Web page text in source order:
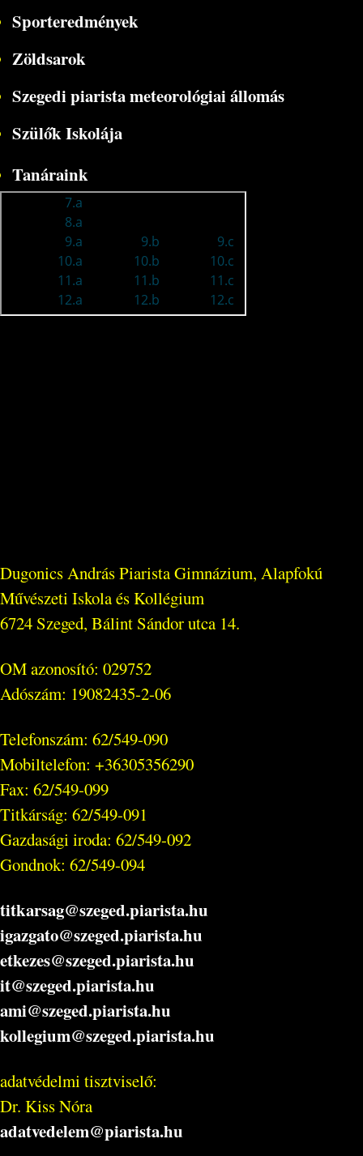
Sporteredmények
Zöldsarok
Szegedi piarista meteorológiai állomás
Szülők Iskolája
Tanáraink
Dugonics András Piarista Gimnázium, Alapfokú
Művészeti Iskola és Kollégium
6724 Szeged, Bálint Sándor utca 14.
OM azonosító: 029752
Adószám: 19082435-2-06
Telefonszám: 62/549-090
Mobiltelefon: +36305356290
Fax: 62/549-099
Titkárság: 62/549-091
Gazdasági iroda: 62/549-092
Gondnok: 62/549-094
titkarsag@szeged.piarista.hu
igazgato@szeged.piarista.hu
etkezes@szeged.piarista.hu
it@szeged.piarista.hu
ami@szeged.piarista.hu
kollegium@szeged.piarista.hu
adatvédelmi tisztviselő:
Dr. Kiss Nóra
adatvedelem@piarista.hu